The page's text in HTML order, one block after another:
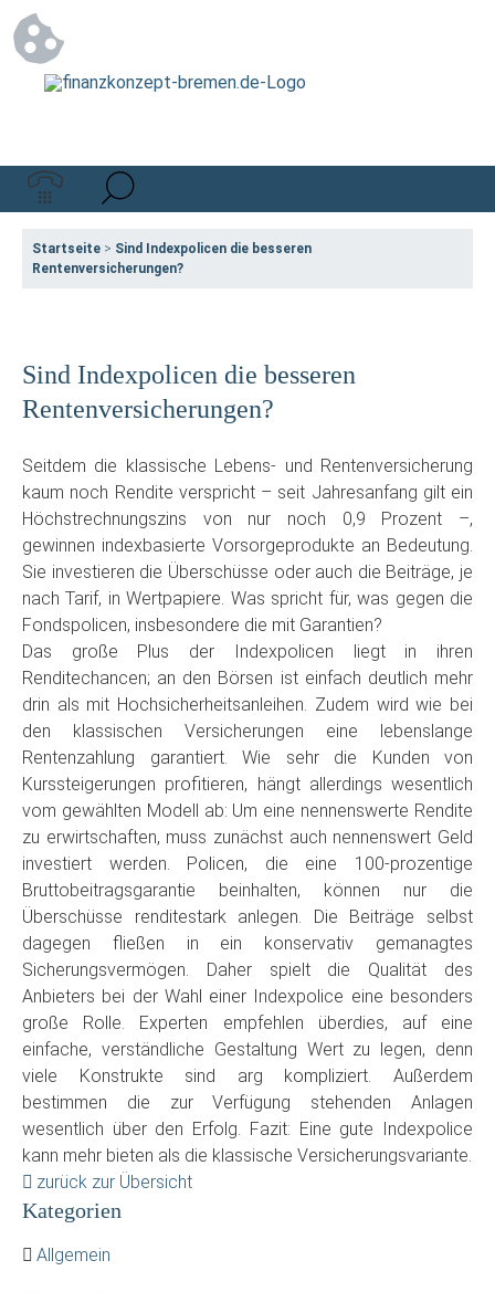
Startseite > Sind Indexpolicen die besseren
Rentenversicherungen?
Sind Indexpolicen die besseren
Rentenversicherungen?
Seitdem die klassische Lebens- und Rentenversicherung
kaum noch Rendite verspricht – seit Jahresanfang gilt ein
Höchstrechnungszins von nur noch 0,9 Prozent –,
gewinnen indexbasierte Vorsorgeprodukte an Bedeutung.
Sie investieren die Überschüsse oder auch die Beiträge, je
nach Tarif, in Wertpapiere. Was spricht für, was gegen die
Fondspolicen, insbesondere die mit Garantien?
Das große Plus der Indexpolicen liegt in ihren
Renditechancen; an den Börsen ist einfach deutlich mehr
drin als mit Hochsicherheitsanleihen. Zudem wird wie bei
den klassischen Versicherungen eine lebenslange
Rentenzahlung garantiert. Wie sehr die Kunden von
Kurssteigerungen profitieren, hängt allerdings wesentlich
vom gewählten Modell ab: Um eine nennenswerte Rendite
zu erwirtschaften, muss zunächst auch nennenswert Geld
investiert werden. Policen, die eine 100-prozentige
Bruttobeitragsgarantie beinhalten, können nur die
Überschüsse renditestark anlegen. Die Beiträge selbst
dagegen fließen in ein konservativ gemanagtes
Sicherungsvermögen. Daher spielt die Qualität des
Anbieters bei der Wahl einer Indexpolice eine besonders
große Rolle. Experten empfehlen überdies, auf eine
einfache, verständliche Gestaltung Wert zu legen, denn
viele Konstrukte sind arg kompliziert. Außerdem
bestimmen die zur Verfügung stehenden Anlagen
wesentlich über den Erfolg. Fazit: Eine gute Indexpolice
kann mehr bieten als die klassische Versicherungsvariante.
zurück zur Übersicht
Kategorien
Allgemein